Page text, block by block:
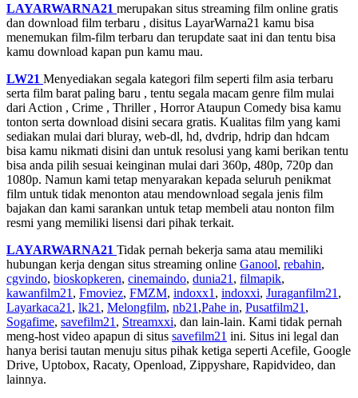
LAYARWARNA21 merupakan situs streaming film online gratis
dan download film terbaru , disitus LayarWarna21 kamu bisa
menemukan film-film terbaru dan terupdate saat ini dan tentu bisa
kamu download kapan pun kamu mau.
LW21 Menyediakan segala kategori film seperti film asia terbaru
serta film barat paling baru , tentu segala macam genre film mulai
dari Action , Crime , Thriller , Horror Ataupun Comedy bisa kamu
tonton serta download disini secara gratis. Kualitas film yang kami
sediakan mulai dari bluray, web-dl, hd, dvdrip, hdrip dan hdcam
bisa kamu nikmati disini dan untuk resolusi yang kami berikan tentu
bisa anda pilih sesuai keinginan mulai dari 360p, 480p, 720p dan
1080p. Namun kami tetap menyarakan kepada seluruh penikmat
film untuk tidak menonton atau mendownload segala jenis film
bajakan dan kami sarankan untuk tetap membeli atau nonton film
resmi yang memiliki lisensi dari pihak terkait.
LAYARWARNA21 Tidak pernah bekerja sama atau memiliki
hubungan kerja dengan situs streaming online Ganool, rebahin,
cgvindo, bioskopkeren, cinemaindo, dunia21 , filmapik,
kawanfilm21 , Fmoviez, FMZM, indoxx1 , indoxxi, Juraganfilm21 ,
Layarkaca21 , lk21 , Melongfilm, nb21 ,Pahe in, Pusatfilm21 ,
Sogafime, savefilm21 , Streamxxi, dan lain-lain. Kami tidak pernah
meng-host video apapun di situs savefilm21 ini. Situs ini legal dan
hanya berisi tautan menuju situs pihak ketiga seperti Acefile, Google
Drive, Uptobox, Racaty, Openload, Zippyshare, Rapidvideo, dan
lainnya.